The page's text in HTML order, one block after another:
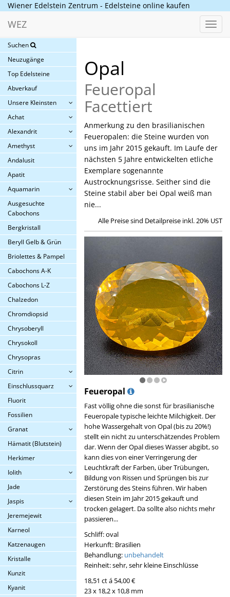
Wiener Edelstein Zentrum - Edelsteine online kaufen
WEZ
Suchen
Neuzugänge
Top Edelsteine
Abverkauf
Unsere Kleinsten
Achat
Alexandrit
Amethyst
Andalusit
Apatit
Aquamarin
Ausgesuchte
Cabochons
Bergkristall
Beryll Gelb & Grün
Briolettes & Pampel
Cabochons A-K
Cabochons L-Z
Chalzedon
Chromdiopsid
Chrysoberyll
Chrysokoll
Chrysopras
Citrin
Einschlussquarz
Fluorit
Fossilien
Granat
Hämatit (Blutstein)
Herkimer
Iolith
Jade
Jaspis
Jeremejewit
Karneol
Katzenaugen
Kristalle
Kunzit
Kyanit
Opal
Feueropal
Facettiert
Anmerkung zu den brasilianischen
Feueropalen: die Steine wurden von
uns im Jahr 2015 gekauft. Im Laufe der
nächsten 5 Jahre entwickelten etliche
Exemplare sogenannte
Austrocknungsrisse. Seither sind die
Steine stabil aber bei Opal weiß man
nie...
Alle Preise sind Detailpreise inkl. 20% UST
Feueropal
Fast völlig ohne die sonst für brasilianische
Feueropale typische leichte Milchigkeit. Der
hohe Wassergehalt von Opal (bis zu 20%!)
stellt ein nicht zu unterschätzendes Problem
dar. Wenn der Opal dieses Wasser abgibt, so
kann dies von einer Verringerung der
Leuchtkraft der Farben, über Trübungen,
Bildung von Rissen und Sprüngen bis zur
Zerstörung des Steins führen. Wir haben
diesen Stein im Jahr 2015 gekauft und
trocken gelagert. Da sollte also nichts mehr
passieren...
Schliff: oval
Herkunft: Brasilien
Behandlung: unbehandelt
Reinheit: sehr, sehr kleine Einschlüsse
18,51 ct á 54,00 €
23 x 18,2 x 10,8 mm